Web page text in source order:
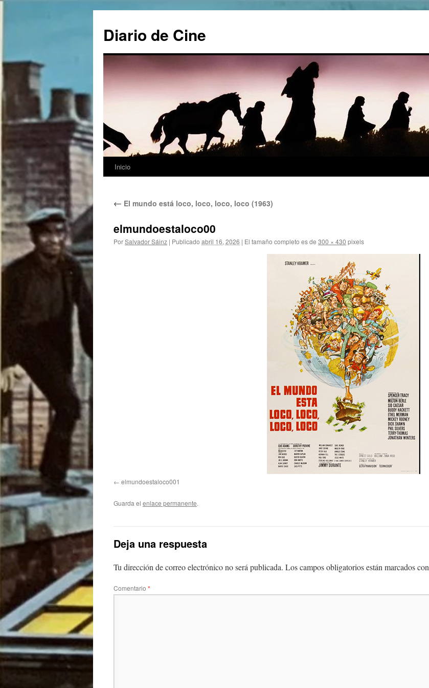
contenido
Diario de Cine
Inicio
← El mundo está loco, loco, loco, loco (1963)
elmundoestaloco00
PorSalvador Sáinz | Publicado abril 16, 2026 | El tamaño completo es de 300 × 430 pixels
elmundoestaloco001
Guarda el enlace permanente.
Deja una respuesta
Tu dirección de correo electrónico no será publicada. Los campos obligatorios están marcados con
Comentario *